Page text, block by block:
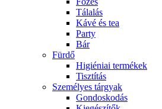
Tálalás
Kávé és tea
Party
Bár
Fürdő
Higiéniai termékek
Tisztítás
Személyes tárgyak
Gondoskodás